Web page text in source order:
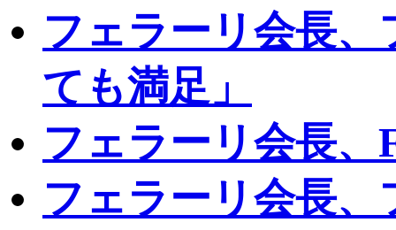
フェラーリ会長
ても満足」
フェラーリ会長、
フェラーリ会長